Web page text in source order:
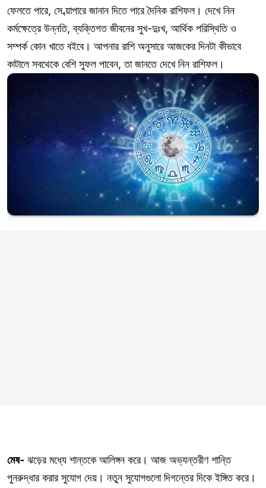
ফেলতে পারে, সে ব্য়াপারে জানান দিতে পারে দৈনিক রাশিফল। দেখে নিন
কর্মক্ষেত্রে উন্নতি, ব্যক্তিগত জীবনের সুখ-দুঃখ, আর্থিক পরিস্থিতি ও
সম্পর্ক কোন খাতে বইবে। আপনার রাশি অনুসারে আজকের দিনটা কীভাবে
কাটালে সবথেকে বেশি সুফল পাবেন, তা জানতে দেখে নিন রাশিফল।
মেষ- ঝড়ের মধ্যে শান্তকে আলিঙ্গন করে। আজ অভ্যন্তরীণ শান্তি
পুনরুদ্ধার করার সুযোগ দেয়। নতুন সুযোগগুলো দিগন্তের দিকে ইঙ্গিত করে।